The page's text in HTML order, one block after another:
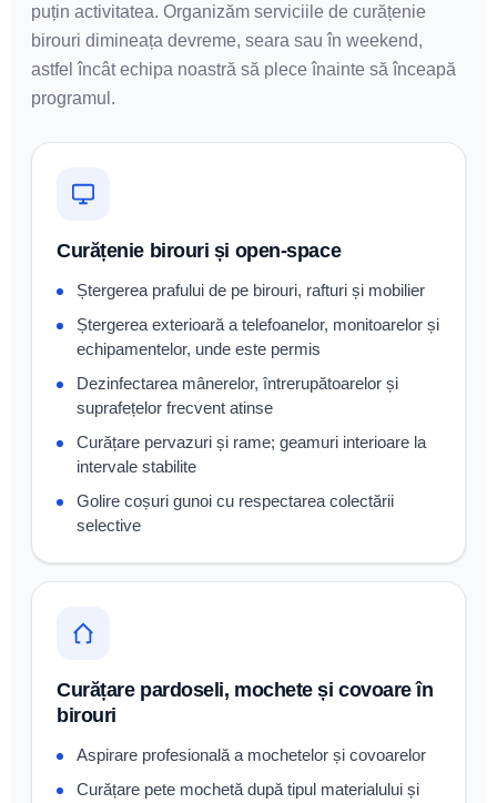
puțin activitatea. Organizăm serviciile de curățenie
birouri dimineața devreme, seara sau în weekend,
astfel încât echipa noastră să plece înainte să înceapă
programul.
Curățenie birouri și open-space
Ștergerea prafului de pe birouri, rafturi și mobilier
Ștergerea exterioară a telefoanelor, monitoarelor și
echipamentelor, unde este permis
Dezinfectarea mânerelor, întrerupătoarelor și
suprafețelor frecvent atinse
Curățare pervazuri și rame; geamuri interioare la
intervale stabilite
Golire coșuri gunoi cu respectarea colectării
selective
Curățare pardoseli, mochete și covoare în
birouri
Aspirare profesională a mochetelor și covoarelor
Curățare pete mochetă după tipul materialului și